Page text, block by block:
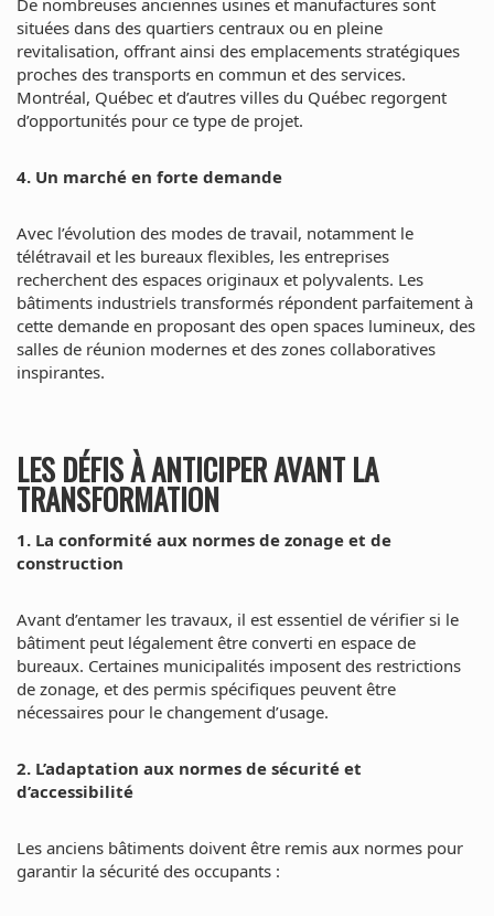
De nombreuses anciennes usines et manufactures sont
situées dans des quartiers centraux ou en pleine
revitalisation, offrant ainsi des emplacements stratégiques
proches des transports en commun et des services.
Montréal, Québec et d’autres villes du Québec regorgent
d’opportunités pour ce type de projet.
4. Un marché en forte demande
Avec l’évolution des modes de travail, notamment le
télétravail et les bureaux flexibles, les entreprises
recherchent des espaces originaux et polyvalents. Les
bâtiments industriels transformés répondent parfaitement à
cette demande en proposant des open spaces lumineux, des
salles de réunion modernes et des zones collaboratives
inspirantes.
LES DÉFIS À ANTICIPER AVANT LA
TRANSFORMATION
1. La conformité aux normes de zonage et de
construction
Avant d’entamer les travaux, il est essentiel de vérifier si le
bâtiment peut légalement être converti en espace de
bureaux. Certaines municipalités imposent des restrictions
de zonage, et des permis spécifiques peuvent être
nécessaires pour le changement d’usage.
2. L’adaptation aux normes de sécurité et
d’accessibilité
Les anciens bâtiments doivent être remis aux normes pour
garantir la sécurité des occupants :